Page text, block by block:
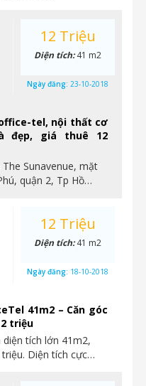
tel, nội thất cơ
đẹp, giá thuê 12
Sunavenue, mặt
quận 2, Tp Hồ…
12 Triệu
Diện tích:41 m2
Ngày đăng: 23-10-2018
41m2 – Căn góc
triệu
tích lớn 41m2,
Diện tích cực…
12 Triệu
Diện tích:41 m2
Ngày đăng: 18-10-2018